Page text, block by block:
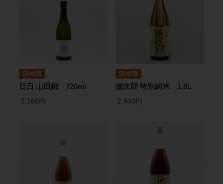
日本酒
日日 山田錦 720ml
2,180円
日本酒
徳次郎 特別純米 1.8L
2,800円